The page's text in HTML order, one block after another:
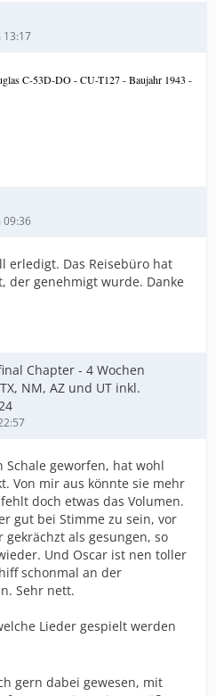
13:17
C-53D-DO - CU-T127 - Baujahr 1943 -
09:36
erledigt. Das Reisebüro hat
der genehmigt wurde. Danke
Chapter - 4 Wochen
NM, AZ und UT inkl.
geworfen, hat wohl
Von mir aus könnte sie mehr
doch etwas das Volumen.
gut bei Stimme zu sein, vor
als gesungen, so
Und Oscar ist nen toller
schonmal an der
Sehr nett.
Lieder gespielt werden
gern dabei gewesen, mit